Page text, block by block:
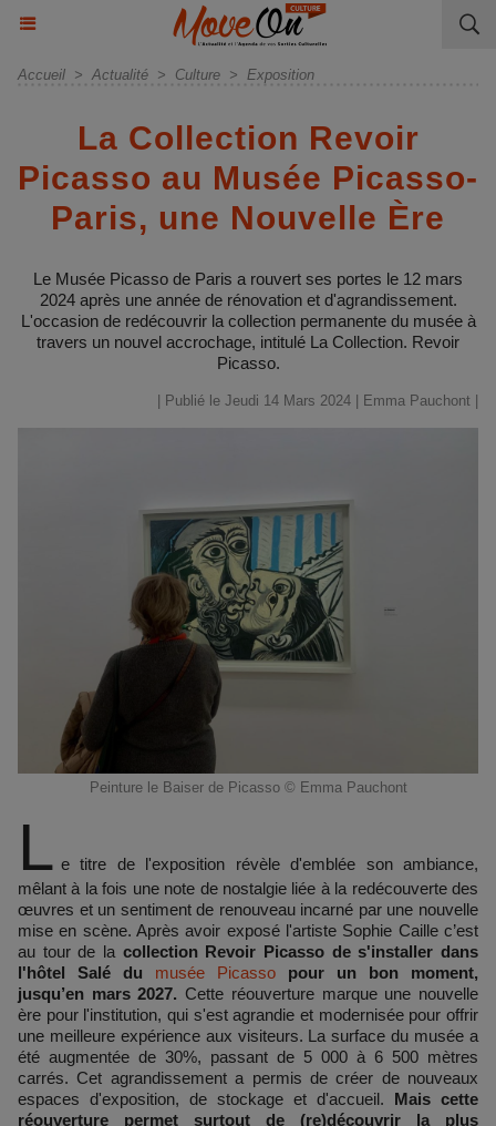
Accueil > Actualité > Culture > Exposition
La Collection Revoir
Picasso au Musée Picasso-
Paris, une Nouvelle Ère
Le Musée Picasso de Paris a rouvert ses portes le 12 mars
2024 après une année de rénovation et d'agrandissement.
L'occasion de redécouvrir la collection permanente du musée à
travers un nouvel accrochage, intitulé La Collection. Revoir
Picasso.
| Publié le Jeudi 14 Mars 2024 | Emma Pauchont
Peinture le Baiser de Picasso © Emma Pauchont
L e titre de l'exposition révèle d'emblée son ambiance,
mêlant à la fois une note de nostalgie liée à la redécouverte des
œuvres et un sentiment de renouveau incarné par une nouvelle
mise en scène. Après avoir exposé l'artiste Sophie Caille c’est
au tour de la collection Revoir Picasso de s'installer dans
l'hôtel Salé du musée Picasso pour un bon moment,
jusqu’en mars 2027. Cette réouverture marque une nouvelle
ère pour l'institution, qui s'est agrandie et modernisée pour offrir
une meilleure expérience aux visiteurs. La surface du musée a
été augmentée de 30%, passant de 5 000 à 6 500 mètres
carrés. Cet agrandissement a permis de créer de nouveaux
espaces d'exposition, de stockage et d'accueil. Mais cette
réouverture permet surtout de (re)découvrir la plus